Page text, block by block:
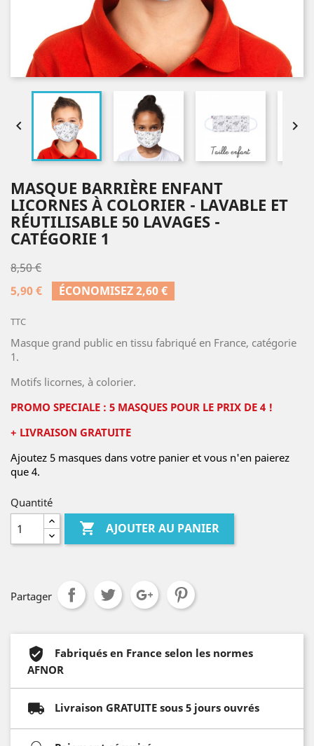
 
MASQUE BARRIÈRE ENFANT
LICORNES À COLORIER - LAVABLE ET
RÉUTILISABLE 50 LAVAGES -
CATÉGORIE 1
8,50 €
5,90 €
ÉCONOMISEZ 2,60 €
TTC
Masque grand public en tissu fabriqué en France, catégorie
1.
Motifs licornes, à colorier.
PROMO SPECIALE : 5 MASQUES POUR LE PRIX DE 4 !
+ LIVRAISON GRATUITE
Ajoutez 5 masques dans votre panier et vous n'en paierez
que 4.
Quantité
 AJOUTER AU PANIER
Partager
Fabriqués en France selon les normes
AFNOR
Livraison GRATUITE sous 5 jours ouvrés